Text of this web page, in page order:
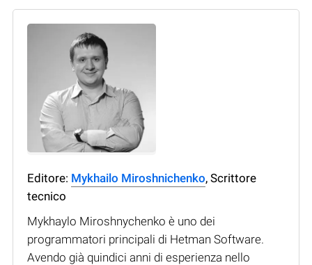
Editore: Mykhailo Miroshnichenko, Scrittore
tecnico
Mykhaylo Miroshnychenko è uno dei
programmatori principali di Hetman Software.
Avendo già quindici anni di esperienza nello